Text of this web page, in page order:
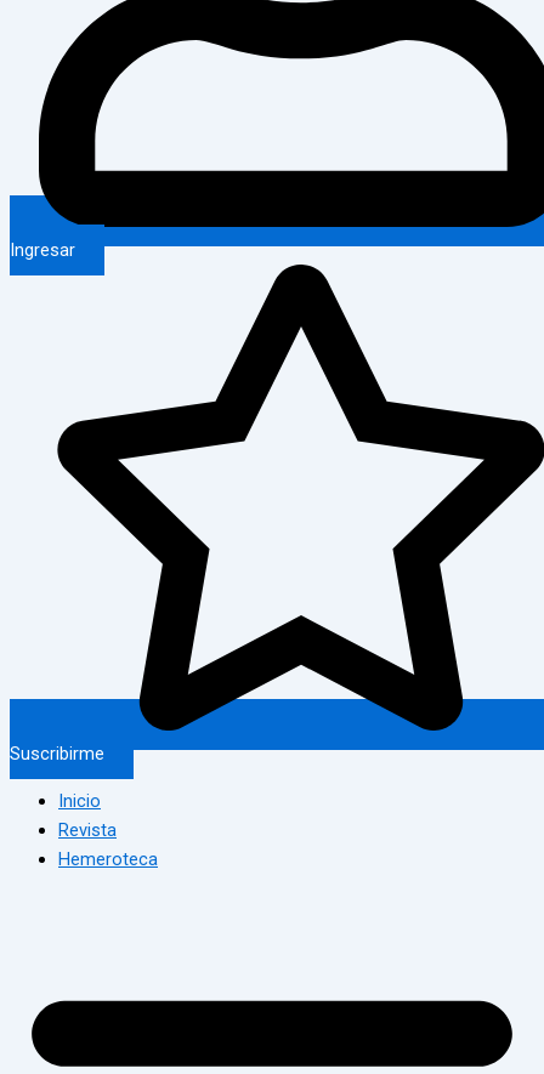
Ingresar
Suscribirme
Inicio
Revista
Hemeroteca